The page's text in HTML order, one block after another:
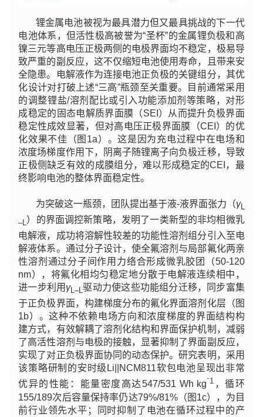
锂金属电池被视为最具潜力但又最具挑战的下一代
电池体系，但活性极高被誉为“圣杯”的金属锂负极和高
镍三元等高电压正极两侧的电极界面均不稳定，极易导
致严重的副反应，这不仅缩短电池使用寿命，且带来安
全隐患。电解液作为连接电池正负极的关键组分，其优
化设计对打破上述“三高”瓶颈至关重要。目前通常采用
的调整锂盐/溶剂配比或引入功能添加剂等策略，对形
成稳定的固态电解质界面膜（SEI）从而提升负极界面
稳定性成效显著，但对高电压正极界面膜（CEI）的优
化效果不佳（图1a）。这是因为充电过程中在电场和
浓度场梯度作用下，阴离子随锂离子向负极迁移，导致
正极侧缺乏有效的成膜组分，难以形成稳定的CEI，最
终影响电池的整体界面稳定性。
为突破这一瓶颈，团队提出基于液-液界面张力（γL
–L）的界面调控新策略，发明了一类新型的非均相微乳
电解液，成功将溶解性较差的功能性溶剂组分引入至电
解液体系。通过分子设计，使全氟溶剂与局部氟化两亲
性溶剂通过分子间作用力络合形成微乳胶团（50-120
nm），将氟化相均匀稳定地分散于电解液连续相中，
进一步利用 γL–L驱动力使这些功能组分迁移，同步富集
于正负极界面，构建梯度分布的氟化界面溶剂化层（图
1b）。这种不依赖电场方向和浓度梯度的界面结构构
建方式，有效解耦了溶剂化结构和界面保护机制，减弱
了高活性溶剂与电极的接触，显著抑制了界面副反应，
实现了对正负极界面协同的动态保护。研究表明，采用
该策略研制的安时级Li||NCM811软包电池呈现出非常
优异的性能：能量密度高达547/531 Wh kg⁻1 ，循环
155/189次后容量保持率仍达79%/81%（图1c），为目
前行业领先水平；同时抑制了电池在循环过程中的产